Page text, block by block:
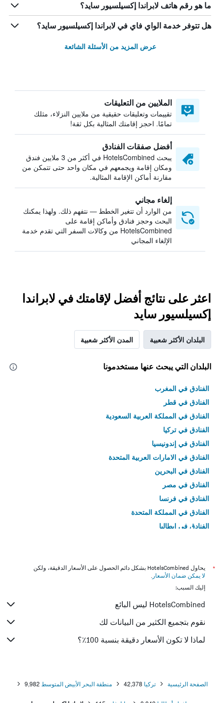
ما هو رقم هاتف لابراندا إكسيلسيور سايد؟
هل تتوفر خدمة الواي فاي في لابراندا إكسيلسيور سايد؟
عرض المزيد من الأسئلة الشائعة
الملايين من التعليقات
تقييمات وتعليقات حقيقية من ملايين النزلاء، مثلك
تمامًا. احجز إقامتك المثالية بكل ثقة!
أفضل صفقات الفنادق
يبحث HotelsCombined في أكثر من 3 ملايين فندق
ومكان إقامة ويجمعهم في مكان واحد حتى تتمكن من
مقارنة أماكن الإقامة المثالية.
إلغاء مجاني
من الوارد أن تتغير الخطط — نتفهم ذلك. ولهذا يمكنك
البحث وحجز فنادق وأماكن إقامة على
HotelsCombined من وكالات السفر التي تقدم خدمة
الإلغاء المجاني
اعثر على نتائج أفضل لإقامتك في لابراندا
إكسيلسيور سايد
البلدان الأكثر شعبية المدن الأكثر شعبية
البلدان التي يبحث عنها مستخدمونا
الفنادق في المغرب
الفنادق في قطر
الفنادق في المملكة العربية السعودية
الفنادق في تركيا
الفنادق في إندونيسيا
الفنادق في الامارات العربية المتحدة
الفنادق في البحرين
الفنادق في مصر
الفنادق في فرنسا
الفنادق في المملكة المتحدة
الفنادق في إيطاليا
*
يحاول HotelsCombined بشكل دائم الحصول على الأسعار الدقيقة، ولكن
لا يمكن ضمان الأسعار .
إليك السبب:
HotelsCombined ليس البائع
نقوم بتجميع الكثير من البيانات لك
لماذا لا تكون الأسعار دقيقة بنسبة 100٪؟
الصفحة الرئيسية تركيا 42,378 منطقة البحر الأبيض المتوسط 9,982